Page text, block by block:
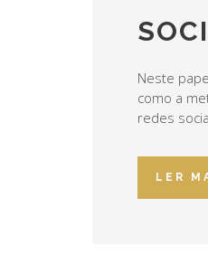
Neste
como a
redes
LER